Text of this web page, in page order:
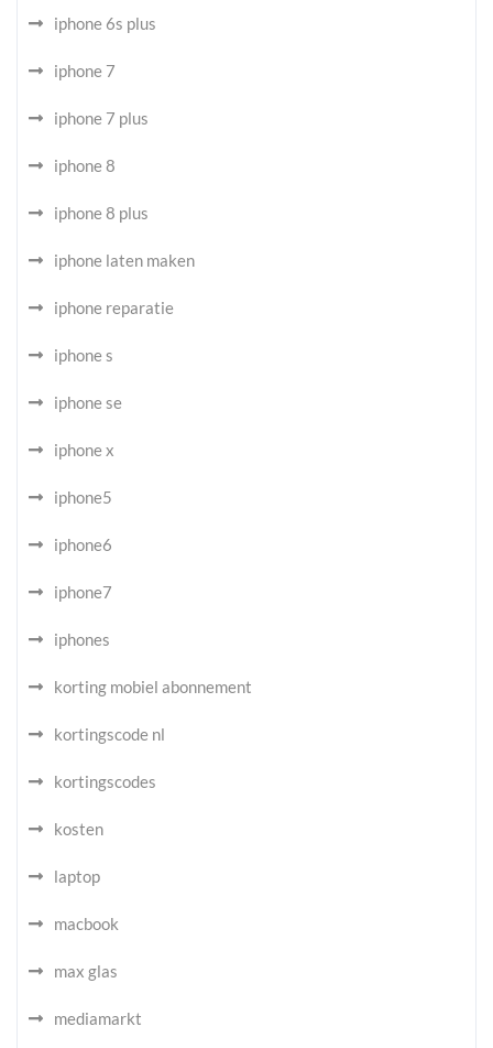
iphone 6s plus
iphone 7
iphone 7 plus
iphone 8
iphone 8 plus
iphone laten maken
iphone reparatie
iphone s
iphone se
iphone x
iphone5
iphone6
iphone7
iphones
korting mobiel abonnement
kortingscode nl
kortingscodes
kosten
laptop
macbook
max glas
mediamarkt